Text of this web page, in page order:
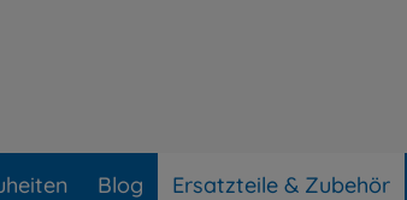
Blog Ersatzteile & Zubehör